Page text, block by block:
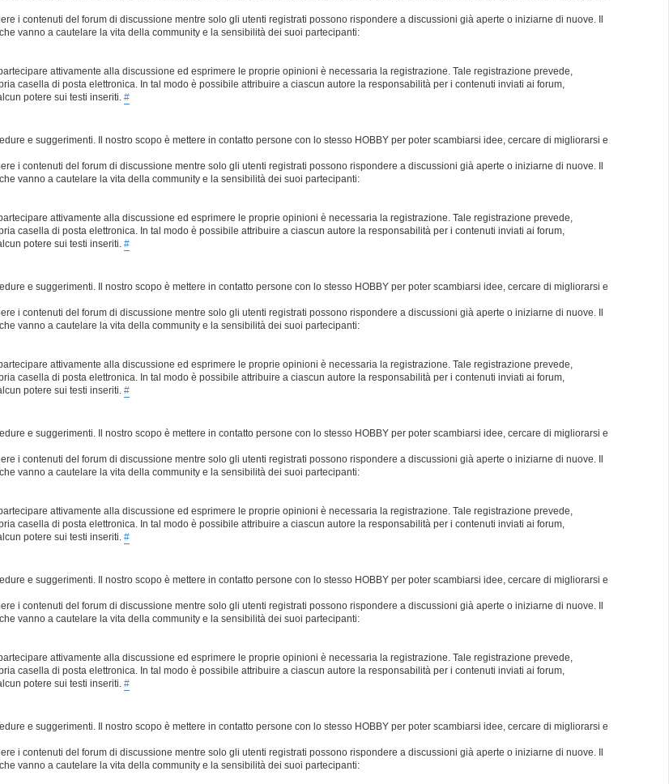
i contenuti del forum di discussione mentre solo gli utenti registrati possono rispondere a discussioni già aperte o iniziarne di nuove. Il
vanno a cautelare la vita della community e la sensibilità dei suoi partecipanti:
attivamente alla discussione ed esprimere le proprie opinioni è necessaria la registrazione. Tale registrazione prevede,
casella di posta elettronica. In tal modo è possibile attribuire a ciascun autore la responsabilità per i contenuti inviati ai forum,
potere sui testi inseriti. #
e suggerimenti. Il nostro scopo è mettere in contatto persone con lo stesso HOBBY per poter scambiarsi idee, cercare di migliorarsi e
i contenuti del forum di discussione mentre solo gli utenti registrati possono rispondere a discussioni già aperte o iniziarne di nuove. Il
vanno a cautelare la vita della community e la sensibilità dei suoi partecipanti:
attivamente alla discussione ed esprimere le proprie opinioni è necessaria la registrazione. Tale registrazione prevede,
casella di posta elettronica. In tal modo è possibile attribuire a ciascun autore la responsabilità per i contenuti inviati ai forum,
potere sui testi inseriti. #
e suggerimenti. Il nostro scopo è mettere in contatto persone con lo stesso HOBBY per poter scambiarsi idee, cercare di migliorarsi e
i contenuti del forum di discussione mentre solo gli utenti registrati possono rispondere a discussioni già aperte o iniziarne di nuove. Il
vanno a cautelare la vita della community e la sensibilità dei suoi partecipanti:
attivamente alla discussione ed esprimere le proprie opinioni è necessaria la registrazione. Tale registrazione prevede,
casella di posta elettronica. In tal modo è possibile attribuire a ciascun autore la responsabilità per i contenuti inviati ai forum,
potere sui testi inseriti. #
e suggerimenti. Il nostro scopo è mettere in contatto persone con lo stesso HOBBY per poter scambiarsi idee, cercare di migliorarsi e
i contenuti del forum di discussione mentre solo gli utenti registrati possono rispondere a discussioni già aperte o iniziarne di nuove. Il
vanno a cautelare la vita della community e la sensibilità dei suoi partecipanti:
attivamente alla discussione ed esprimere le proprie opinioni è necessaria la registrazione. Tale registrazione prevede,
casella di posta elettronica. In tal modo è possibile attribuire a ciascun autore la responsabilità per i contenuti inviati ai forum,
potere sui testi inseriti. #
e suggerimenti. Il nostro scopo è mettere in contatto persone con lo stesso HOBBY per poter scambiarsi idee, cercare di migliorarsi e
i contenuti del forum di discussione mentre solo gli utenti registrati possono rispondere a discussioni già aperte o iniziarne di nuove. Il
vanno a cautelare la vita della community e la sensibilità dei suoi partecipanti:
attivamente alla discussione ed esprimere le proprie opinioni è necessaria la registrazione. Tale registrazione prevede,
casella di posta elettronica. In tal modo è possibile attribuire a ciascun autore la responsabilità per i contenuti inviati ai forum,
potere sui testi inseriti. #
e suggerimenti. Il nostro scopo è mettere in contatto persone con lo stesso HOBBY per poter scambiarsi idee, cercare di migliorarsi e
i contenuti del forum di discussione mentre solo gli utenti registrati possono rispondere a discussioni già aperte o iniziarne di nuove. Il
vanno a cautelare la vita della community e la sensibilità dei suoi partecipanti: